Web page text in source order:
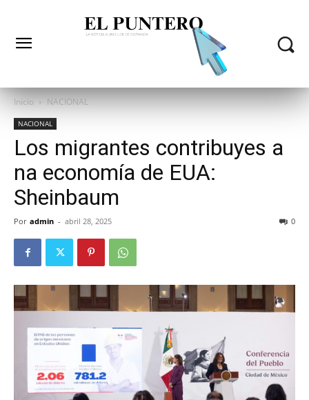
Inicio NACIONAL
NACIONAL
Los migrantes contribuyes a
na economía de EUA:
Sheinbaum
Por admin - abril 28, 2025 0